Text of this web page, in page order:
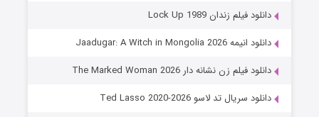
دانلود فیلم زندان Lock Up 1989
دانلود انیمه Jaadugar: A Witch in Mongolia 2026
دانلود فیلم زن نشانه دار The Marked Woman 2026
دانلود سریال تد لاسو Ted Lasso 2020-2026